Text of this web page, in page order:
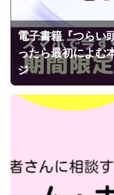
電子書籍『つらい
ったら最初によむ
ジ